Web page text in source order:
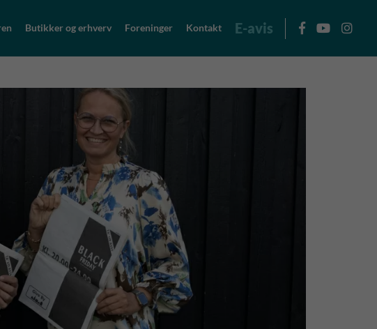
Butikker og erhverv Foreninger Kontakt E-avis